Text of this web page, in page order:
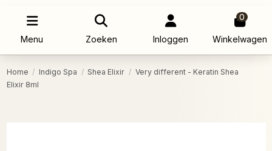
Menu Zoeken Inloggen
0
Winkelwagen
Home Indigo Spa Shea Elixir
Very different - Keratin Shea
Elixir 8ml